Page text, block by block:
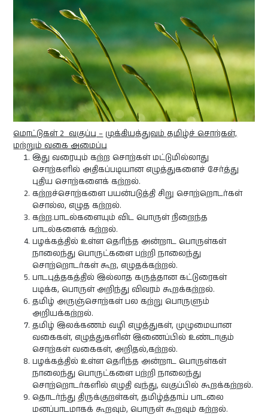
மொட்டுகள் 2 வகுப்பு – முக்கியத்துவம் தமிழ்ச் சொற்கள்,
மற்றும் வகை அமைப்பு
இது வரையும் கற்ற சொற்கள் மட்டுமில்லாது
சொற்களில் அதிகப்படியான எழுத்துகளைச் சேர்த்து
புதிய சொற்களைக் கற்றல்.
கற்றச்சொற்களை பயன்படுத்தி சிறு சொற்றொடர்கள்
சொல்ல, எழுத கற்றல்.
கற்ற.பாடல்களையும் விட பொருள் நிறைந்த
பாடல்களைக் கற்றல்.
பழக்கத்தில் உள்ள தெரிந்த அன்றாட பொருள்கள்
நாலைந்து பொருட்களை பற்றி நாலைந்து
சொற்றொடர்கள் கூற, எழுதக்கற்றல்.
பாடபுத்தகத்தில் இல்லாத கருத்தான கட்டுரைகள்
படிக்க, பொருள் அறிந்து விவரம் கூறக்கற்றல்.
தமிழ் அருஞ்சொற்கள் பல கற்று பொருளும்
அறியக்கற்றல்.
தமிழ் இலக்கணம் வழி எழுத்துகள், முழுமையான
வகைகள், எழுத்துகளின் இணைப்பில் உண்டாகும்
சொற்கள் வகைகள், அறிதல்,கற்றல்.
பழக்கத்தில் உள்ள தெரிந்த அன்றாட பொருள்கள்
நாலைந்து பொருட்களை பற்றி நாலைந்து
சொற்றொடர்களில் எழுதி வந்து, வகுப்பில் கூறக்கற்றல்.
தொடர்ந்து திருக்குறள்கள், தமிழ்த்தாய் பாடலை
மனப்பாடமாகக் கூறவும், பொருள் கூறவும் கற்றல்.